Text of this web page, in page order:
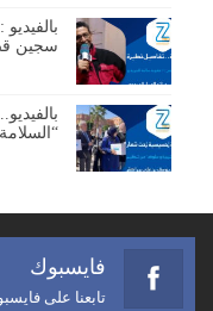
سجين
فايسبوك
تابعنا على